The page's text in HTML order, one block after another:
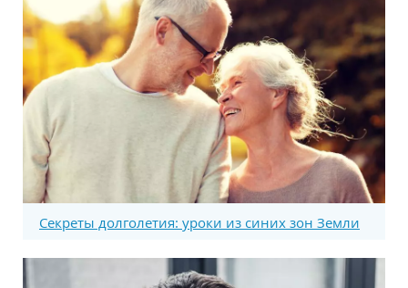
Секреты долголетия: уроки из синих зон Земли